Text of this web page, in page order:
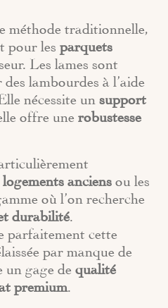
méthode traditionnelle,
pour les parquets
Les lames sont
lambourdes à l’aide
nécessite un support
offre une robustesse
logements anciens ou les
où l’on recherche
durabilité
parfaitement cette
par manque de
un gage de qualité
premium